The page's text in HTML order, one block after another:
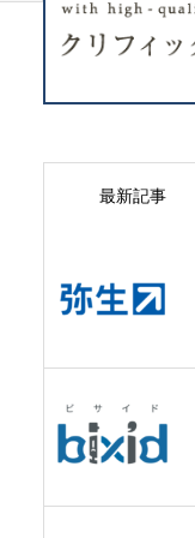
最新記事